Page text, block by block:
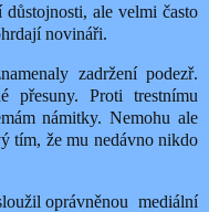
ale velmi často
novináři.
zadržení podezř.
přesuny. Proti trestnímu
námitky. Nemohu ale
tím, že mu nedávno nikdo
oprávněnou mediální